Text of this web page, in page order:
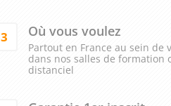
3 Où vous voulez
Partout en France au sein de
dans nos salles de formation
distanciel